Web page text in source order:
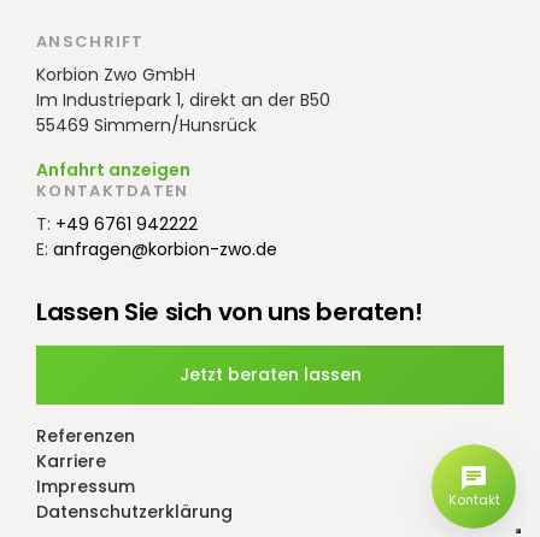
ANSCHRIFT
Korbion Zwo GmbH
Im Industriepark 1, direkt an der B50
55469 Simmern/Hunsrück
Anfahrt anzeigen
KONTAKTDATEN
T: +49 6761 942222
E: anfragen@korbion-zwo.de
Lassen Sie sich von uns beraten!
Jetzt beraten lassen
Referenzen
Karriere
Impressum
Datenschutzerklärung
Kontakt